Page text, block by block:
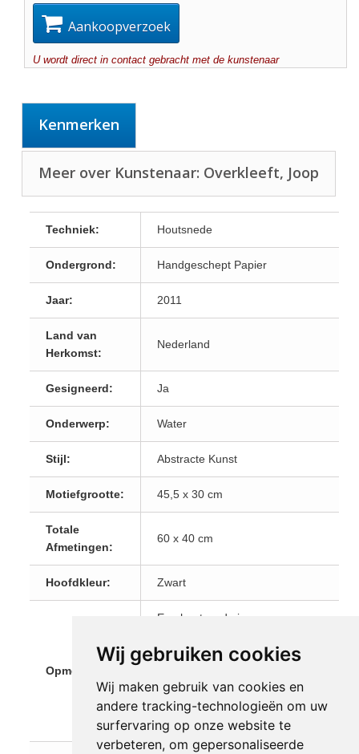
Wij gebruiken cookies
Wij maken gebruik van cookies en
andere tracking-technologieën om uw
surfervaring op onze website te
verbeteren, om gepersonaliseerde
Aankoopverzoek
U wordt direct in contact gebracht met de kunstenaar
Kenmerken
Meer over Kunstenaar: Overkleeft, Joop
Techniek: Houtsnede
Ondergrond: Handgeschept Papier
Jaar: 2011
Land van
Herkomst:
Nederland
Gesigneerd: Ja
Onderwerp: Water
Stijl: Abstracte Kunst
Motiefgrootte: 45,5 x 30 cm
Totale
Afmetingen:
60 x 40 cm
Hoofdkleur: Zwart
Opmerkingen:
Een houtsnede is een
met gutsen en mesjes een
uitgesneden. De naam is
ontleend aan het voorbij
varende schip.